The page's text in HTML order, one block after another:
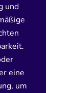
und
eine
um